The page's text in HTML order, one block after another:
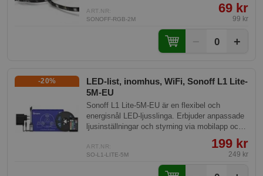
ART.NR:
SONOFF-RGB-2M
69 kr
99 kr
0 +
LED-list, inomhus, WiFi, Sonoff L1 Lite-
5M-EU
-20%
Sonoff L1 Lite-5M-EU är en flexibel och
energisnål LED-ljusslinga. Erbjuder anpassade
ljusinställningar och styrning via mobilapp och
fjärrkontroll. Denna modell kommer med en 5
meter lång slinga för inomhusbruk.
ART.NR:
SO-L1-LITE-5M
199 kr
249 kr